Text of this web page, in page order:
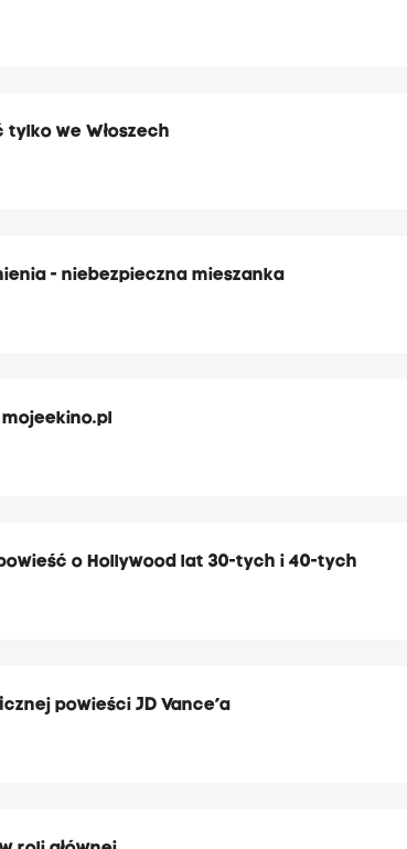
tylko we Włoszech
- niebezpieczna mieszanka
o Hollywood lat 30-tych i 40-tych
powieści JD Vance’a